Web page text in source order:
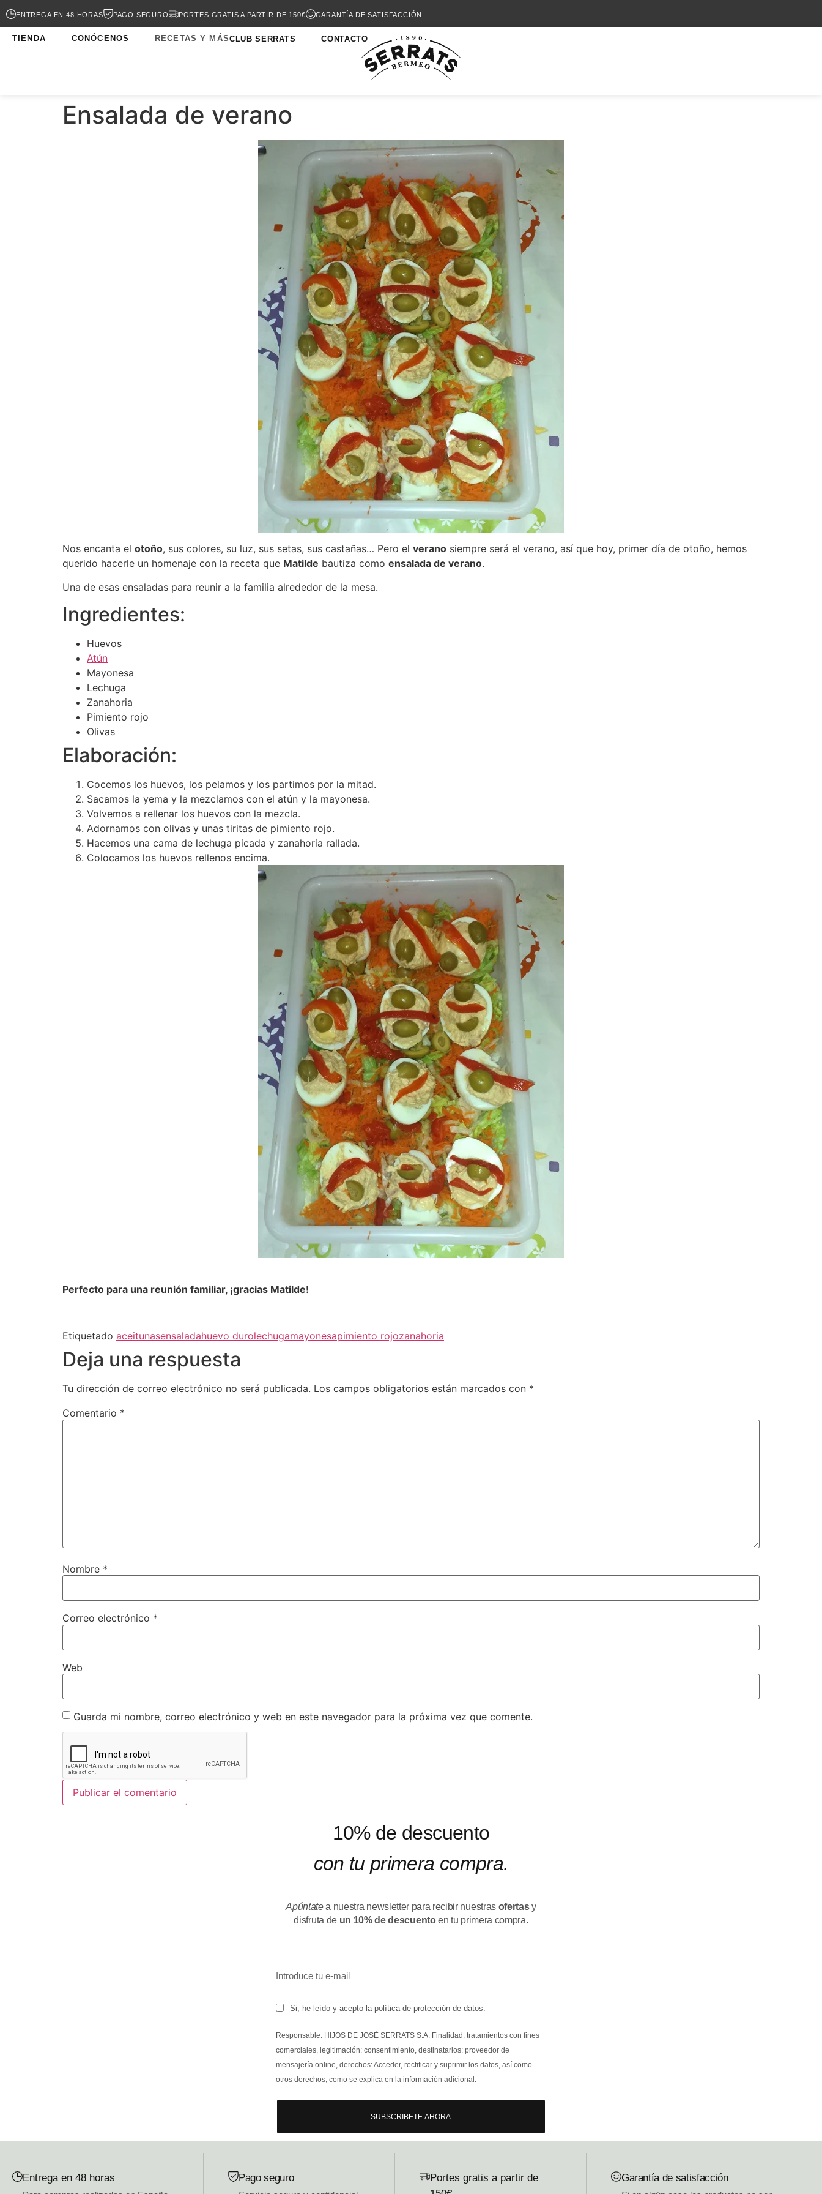
ENTREGA EN 48 HORAS PAGO SEGURO PORTES GRATIS A PARTIR DE 150€ GARANTÍA DE SATISFACCIÓN
TIENDA CONÓCENOS RECETAS Y MÁSCLUB SERRATS CONTACTO
Ensalada de verano
Nos encanta el otoño, sus colores, su luz, sus setas, sus castañas… Pero el verano siempre será el verano, así que hoy, primer día de otoño, hemos
querido hacerle un homenaje con la receta que Matilde bautiza como ensalada de verano.
Una de esas ensaladas para reunir a la familia alrededor de la mesa.
Ingredientes:
Huevos
Atún
Mayonesa
Lechuga
Zanahoria
Pimiento rojo
Olivas
Elaboración:
Cocemos los huevos, los pelamos y los partimos por la mitad.
Sacamos la yema y la mezclamos con el atún y la mayonesa.
Volvemos a rellenar los huevos con la mezcla.
Adornamos con olivas y unas tiritas de pimiento rojo.
Hacemos una cama de lechuga picada y zanahoria rallada.
Colocamos los huevos rellenos encima.
Perfecto para una reunión familiar, ¡gracias Matilde!
Etiquetado aceitunasensaladahuevo durolechugamayonesapimiento rojozanahoria
Deja una respuesta
Tu dirección de correo electrónico no será publicada. Los campos obligatorios están marcados con *
Comentario *
Nombre *
Correo electrónico *
Web
Guarda mi nombre, correo electrónico y web en este navegador para la próxima vez que comente.
10% de descuento
con tu primera compra.
Apúntatea nuestra newsletter para recibir nuestras ofertasy
disfruta de un 10% de descuentoen tu primera compra.
Si, he leído y acepto la política de protección de datos.
Responsable: HIJOS DE JOSÉ SERRATS S.A. Finalidad: tratamientos con fines
comerciales, legitimación: consentimiento, destinatarios: proveedor de
mensajería online, derechos: Acceder, rectificar y suprimir los datos, así como
otros derechos, como se explica en la información adicional.
SUBSCRIBETE AHORA
Entrega en 48 horas Pago seguro
Portes gratis a partir de
Garantía de satisfacción